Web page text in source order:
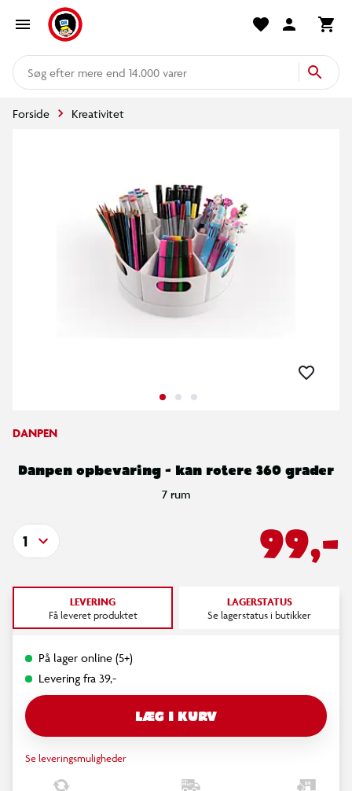
mere end 14.000 varer
Forside Kreativitet
DANPEN
Danpen opbevaring - kan rotere 360 grader
7 rum
99,-
1
LEVERING
Få leveret produktet
LAGERSTATUS
Se lagerstatus i butikker
På lager online (5+)
Levering fra 39,-
LÆG I KURV
Se leveringsmuligheder